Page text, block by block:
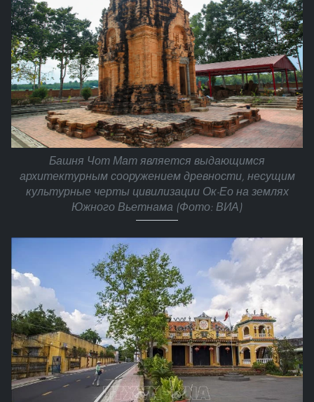
Башня Чот Мат является выдающимся
архитектурным сооружением древности, несущим
культурные черты цивилизации Ок-Ео на землях
Южного Вьетнама (Фото: ВИА)